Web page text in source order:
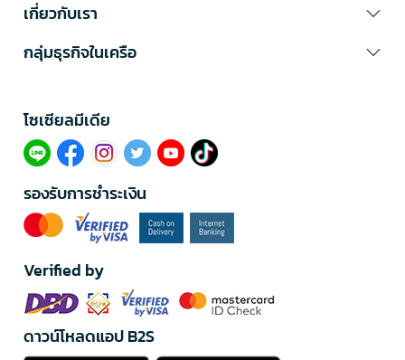
เกี่ยวกับเรา
กลุ่มธุรกิจในเครือ
โซเซียลมีเดีย​
รองรับการชำระเงิน
Verified by
ดาวน์โหลดแอป B2S